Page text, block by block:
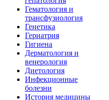
Гематология и
трансфузиология
Генетика
Гериатрия
Гигиена
Дерматология и
венерология
Диетология
Инфекционные
болезни
История медицины